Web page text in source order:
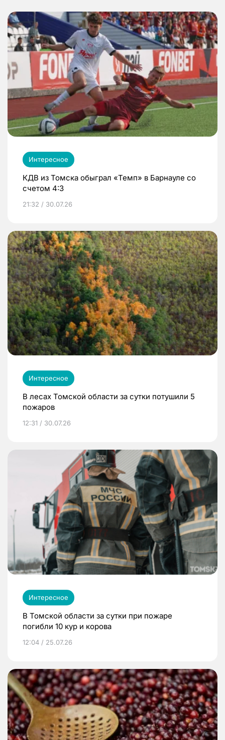
Интересное
КДВ из Томска обыграл «Темп» в Барнауле со
счетом 4:3
21:32 / 30.07.26
Интересное
В лесах Томской области за сутки потушили 5
пожаров
12:31 / 30.07.26
Интересное
В Томской области за сутки при пожаре
погибли 10 кур и корова
12:04 / 25.07.26